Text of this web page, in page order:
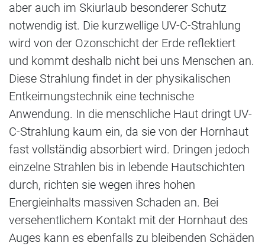
aber auch im Skiurlaub besonderer Schutz
notwendig ist. Die kurzwellige UV-C-Strahlung
wird von der Ozonschicht der Erde reflektiert
und kommt deshalb nicht bei uns Menschen an.
Diese Strahlung findet in der physikalischen
Entkeimungstechnik eine technische
Anwendung. In die menschliche Haut dringt UV-
C-Strahlung kaum ein, da sie von der Hornhaut
fast vollständig absorbiert wird. Dringen jedoch
einzelne Strahlen bis in lebende Hautschichten
durch, richten sie wegen ihres hohen
Energieinhalts massiven Schaden an. Bei
versehentlichem Kontakt mit der Hornhaut des
Auges kann es ebenfalls zu bleibenden Schäden